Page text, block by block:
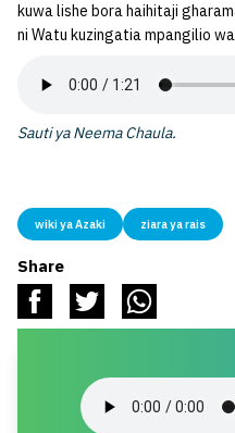
kuwa lishe bora haihitaji
ni Watu kuzingatia mpangilio
Sauti ya Neema Chaula.
wiki ya Azaki ziara ya rais
Share